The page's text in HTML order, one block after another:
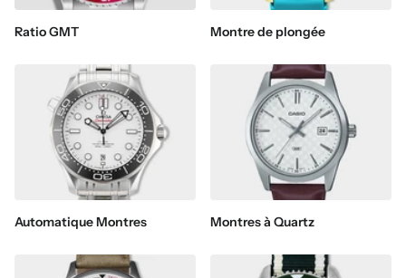
Ratio GMT Montre de plongée
Automatique Montres Montres à Quartz